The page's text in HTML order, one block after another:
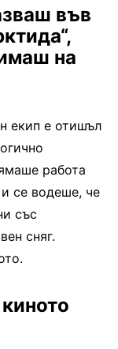
във
на
екип е отишъл
работа
се водеше, че
със
сняг.